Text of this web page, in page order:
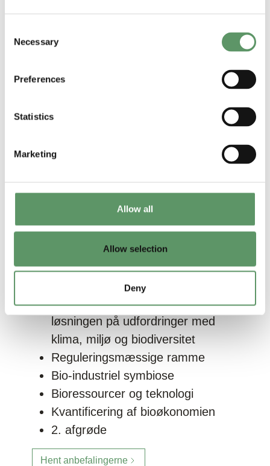
Selection
Necessary
Preferences
Statistics
Marketing
Allow all
Allow selection
Deny
Potentialerne i at fremme og
Anbefalingerne i overskrifter
Bioøkonomi som en del af
løsningen på udfordringer med
klima, miljø og biodiversitet
Reguleringsmæssige ramme
Bio-industriel symbiose
Bioressourcer og teknologi
Kvantificering af bioøkonomien
2. afgrøde
Hent anbefalingerne